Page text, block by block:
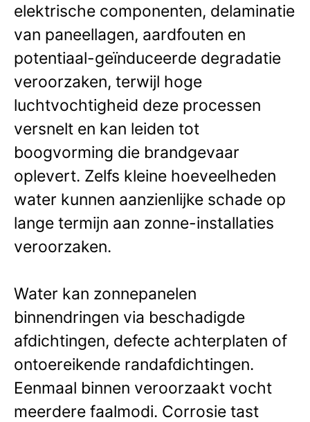
elektrische componenten, delaminatie
van paneellagen, aardfouten en
potentiaal-geïnduceerde degradatie
veroorzaken, terwijl hoge
luchtvochtigheid deze processen
versnelt en kan leiden tot
boogvorming die brandgevaar
oplevert. Zelfs kleine hoeveelheden
water kunnen aanzienlijke schade op
lange termijn aan zonne-installaties
veroorzaken.
Water kan zonnepanelen
binnendringen via beschadigde
afdichtingen, defecte achterplaten of
ontoereikende randafdichtingen.
Eenmaal binnen veroorzaakt vocht
meerdere faalmodi. Corrosie tast